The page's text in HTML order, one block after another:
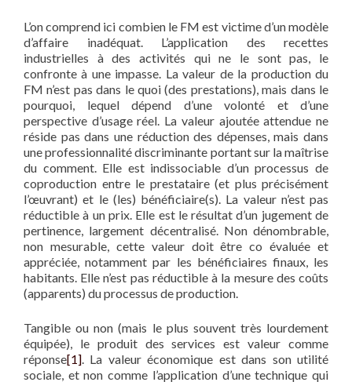
L’on comprend ici combien le FM est victime d’un modèle
d’affaire inadéquat. L’application des recettes
industrielles à des activités qui ne le sont pas, le
confronte à une impasse. La valeur de la production du
FM n’est pas dans le quoi (des prestations), mais dans le
pourquoi, lequel dépend d’une volonté et d’une
perspective d’usage réel. La valeur ajoutée attendue ne
réside pas dans une réduction des dépenses, mais dans
une professionnalité discriminante portant sur la maîtrise
du comment. Elle est indissociable d’un processus de
coproduction entre le prestataire (et plus précisément
l’œuvrant) et le (les) bénéficiaire(s). La valeur n’est pas
réductible à un prix. Elle est le résultat d’un jugement de
pertinence, largement décentralisé. Non dénombrable,
non mesurable, cette valeur doit être co évaluée et
appréciée, notamment par les bénéficiaires finaux, les
habitants. Elle n’est pas réductible à la mesure des coûts
(apparents) du processus de production.
Tangible ou non (mais le plus souvent très lourdement
équipée), le produit des services est valeur comme
réponse[1]. La valeur économique est dans son utilité
sociale, et non comme l’application d’une technique qui